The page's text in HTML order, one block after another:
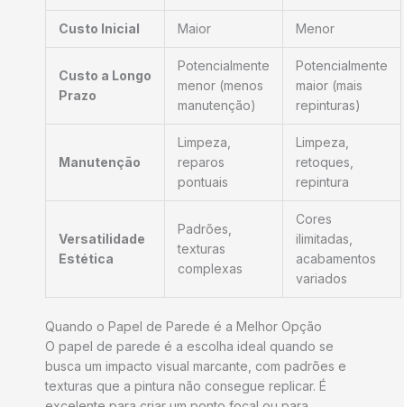
Custo Inicial Maior Menor
Custo a Longo
Prazo
Potencialmente
menor (menos
manutenção)
Potencialmente
maior (mais
repinturas)
Manutenção
Limpeza,
reparos
pontuais
Limpeza,
retoques,
repintura
Versatilidade
Estética
Padrões,
texturas
complexas
Cores
ilimitadas,
acabamentos
variados
Quando o Papel de Parede é a Melhor Opção
O papel de parede é a escolha ideal quando se
busca um impacto visual marcante, com padrões e
texturas que a pintura não consegue replicar. É